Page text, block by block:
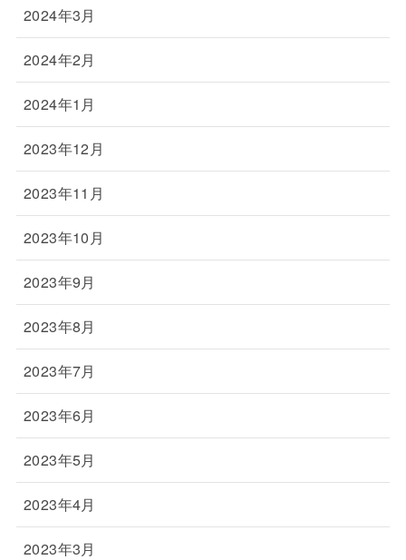
2024年3月
2024年2月
2024年1月
2023年12月
2023年11月
2023年10月
2023年9月
2023年8月
2023年7月
2023年6月
2023年5月
2023年4月
2023年3月